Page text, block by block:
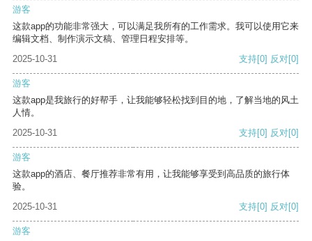
游客
这款app的功能非常强大，可以满足我所有的工作需求。我可以使用它来
编辑文档、制作演示文稿、管理日程安排等。
2025-10-31
支持[0] 反对[0]
游客
这款app是我旅行的好帮手，让我能够轻松找到目的地，了解当地的风土
人情。
2025-10-31
支持[0] 反对[0]
游客
这款app的酒店、餐厅推荐非常有用，让我能够享受到高品质的旅行体
验。
2025-10-31
支持[0] 反对[0]
游客